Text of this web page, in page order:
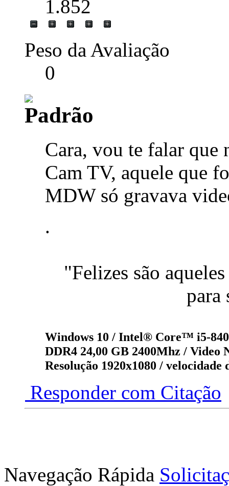
1.852
Peso da Avaliação
0
Cara, vou te falar que
Cam TV, aquele que
MDW só gravava
.
"Felizes são
para
Windows 10 / Intel® Core™ i5-
DDR4 24,00 GB 2400Mhz /
Resolução 1920x1080 /
Responder com Citação
Navegação Rápida